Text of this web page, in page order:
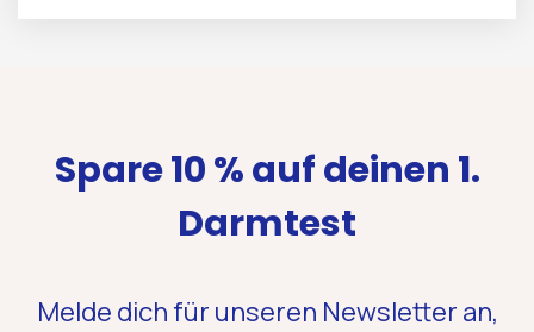
Spare 10 % auf deinen 1.
Darmtest
Melde dich für unseren Newsletter an,